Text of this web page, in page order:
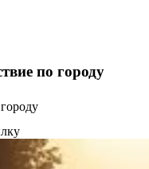
по городу